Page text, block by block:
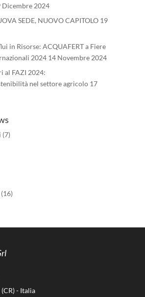
Dicembre 2024
SEDE, NUOVO CAPITOLO 19
in Risorse: ACQUAFERT a Fiere
2024 14 Novembre 2024
al FAZI 2024:
nel settore agricolo 17
(7)
- Italia